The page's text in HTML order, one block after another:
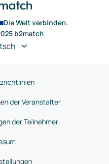
Die Welt verbinden.
b2match
der Veranstalter
der Teilnehmer